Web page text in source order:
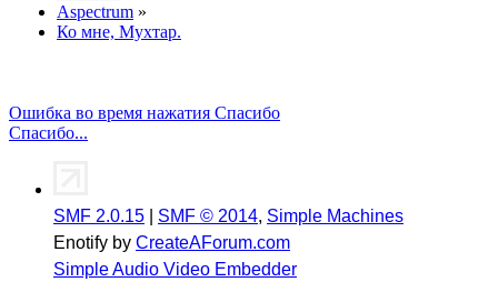
Aspectrum »
Ко мне, Мухтар.
Ошибка во время нажатия Спасибо
Спасибо...
SMF 2.0.15 SMF © 2014, Simple Machines
Enotify by CreateAForum.com
Simple Audio Video Embedder